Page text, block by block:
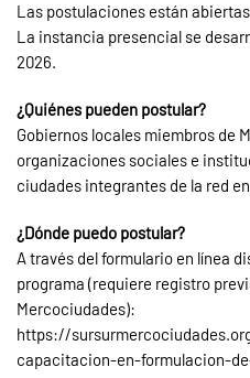
Las postulaciones están
La instancia presencial se
2026.
¿Quiénes pueden postular?
Gobiernos locales miembros de
organizaciones sociales e
ciudades integrantes de la red
¿Dónde puedo postular?
A través del formulario en línea
programa (requiere registro
Mercociudades):
https://
capacitacion-en-formulacion-